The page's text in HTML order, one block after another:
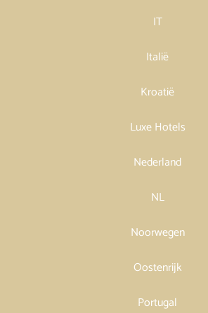
IT
Italië
Kroatië
Luxe Hotels
Nederland
NL
Noorwegen
Oostenrijk
Portugal